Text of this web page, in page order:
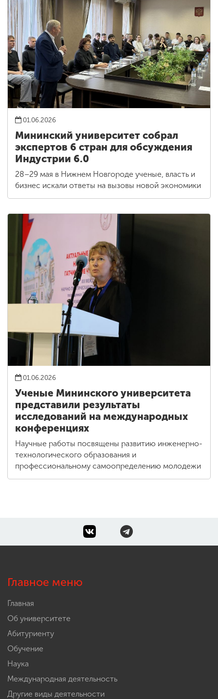
01.06.2026
Мининский университет собрал
экспертов 6 стран для обсуждения
Индустрии 6.0
28–29 мая в Нижнем Новгороде ученые, власть и
бизнес искали ответы на вызовы новой экономики
01.06.2026
Ученые Мининского университета
представили результаты
исследований на международных
конференциях
Научные работы посвящены развитию инженерно-
технологического образования и
профессиональному самоопределению молодежи
Главное меню
Главная
Об университете
Абитуриенту
Обучение
Наука
Международная деятельность
Другие виды деятельности